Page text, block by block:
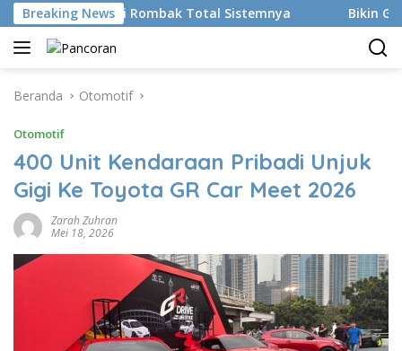
Langsung
ke
konten
Breaking News
Resmi Rombak Total Sistemnya Bikin Gen Z
Beranda Otomotif
Otomotif
400 Unit Kendaraan Pribadi Unjuk
Gigi Ke Toyota GR Car Meet 2026
Zarah Zuhran
Mei 18, 2026